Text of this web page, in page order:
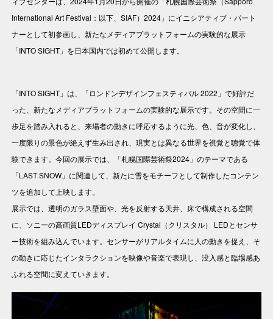
Columns
Well-being
Careers
Contact
EN
International Art Festival：以下、SIAF）2024」にイニシアティブ・パート
ナーとして初参画し、新たなメディアプラットフォームの実験的な展示
「INTO SIGHT」を日本国内では初めて公開します。
「INTO SIGHT」は、「ロンドンデザインフェスティバル 2022」で好評だ
った、新たなメディアプラットフォームの実験的な展示です。その空間に一
歩足を踏み入れると、来場者の動きに呼応するように光、色、音が変化し、
一度限りの景色が絶えず生み出され、現実とは異なる世界を視覚と聴覚で体
験できます。今回の展示では、「札幌国際芸術祭2024」のテーマである
「LAST SNOW」に関連して、新たに雪をモチーフとして制作したコンテン
ツを追加して上映します。
展示では、透明のガラス壁面や、光を反射する天井、床で構成される空間
に、ソニーの高画質LEDディスプレイ Crystal（クリスタル） LEDとセンサ
ー技術を組み込んでいます。センサーがリアルタイムに人の動きを捉え、そ
の動きに応じたインタラクションを映像や音楽で表現し、没入感と臨場感あ
ふれる空間に変えていきます。